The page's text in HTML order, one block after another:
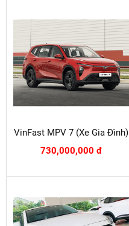
VinFast MPV 7 (Xe Gia Đình)
730,000,000 đ